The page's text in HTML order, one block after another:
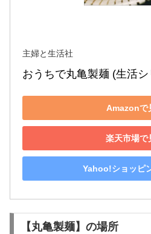
主婦と生活社
おうちで丸亀製麺 (生活シ
Amazonで
楽天市場で
Yahoo!ショッピ
【丸亀製麺】の場所